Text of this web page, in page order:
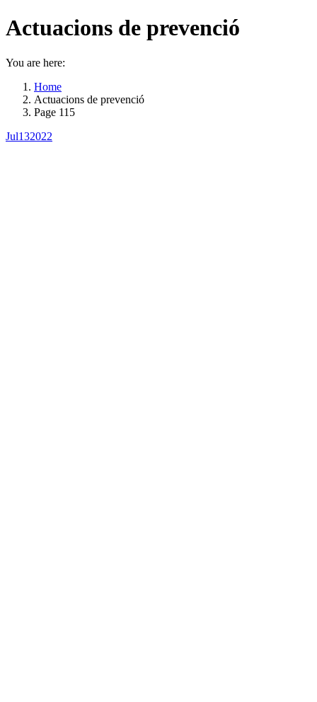
Actuacions de prevenció
You are here:
Home
Actuacions de prevenció
Page 115
Jul132022